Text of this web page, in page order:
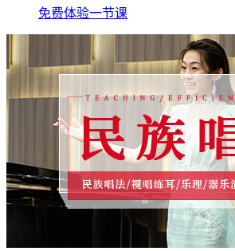
免费体验一节课